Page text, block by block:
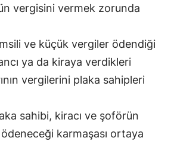
vergisini vermek zorunda
ve küçük vergiler ödendiği
ya da kiraya verdikleri
vergilerini plaka sahipleri
sahibi, kiracı ve şoförün
karmaşası ortaya